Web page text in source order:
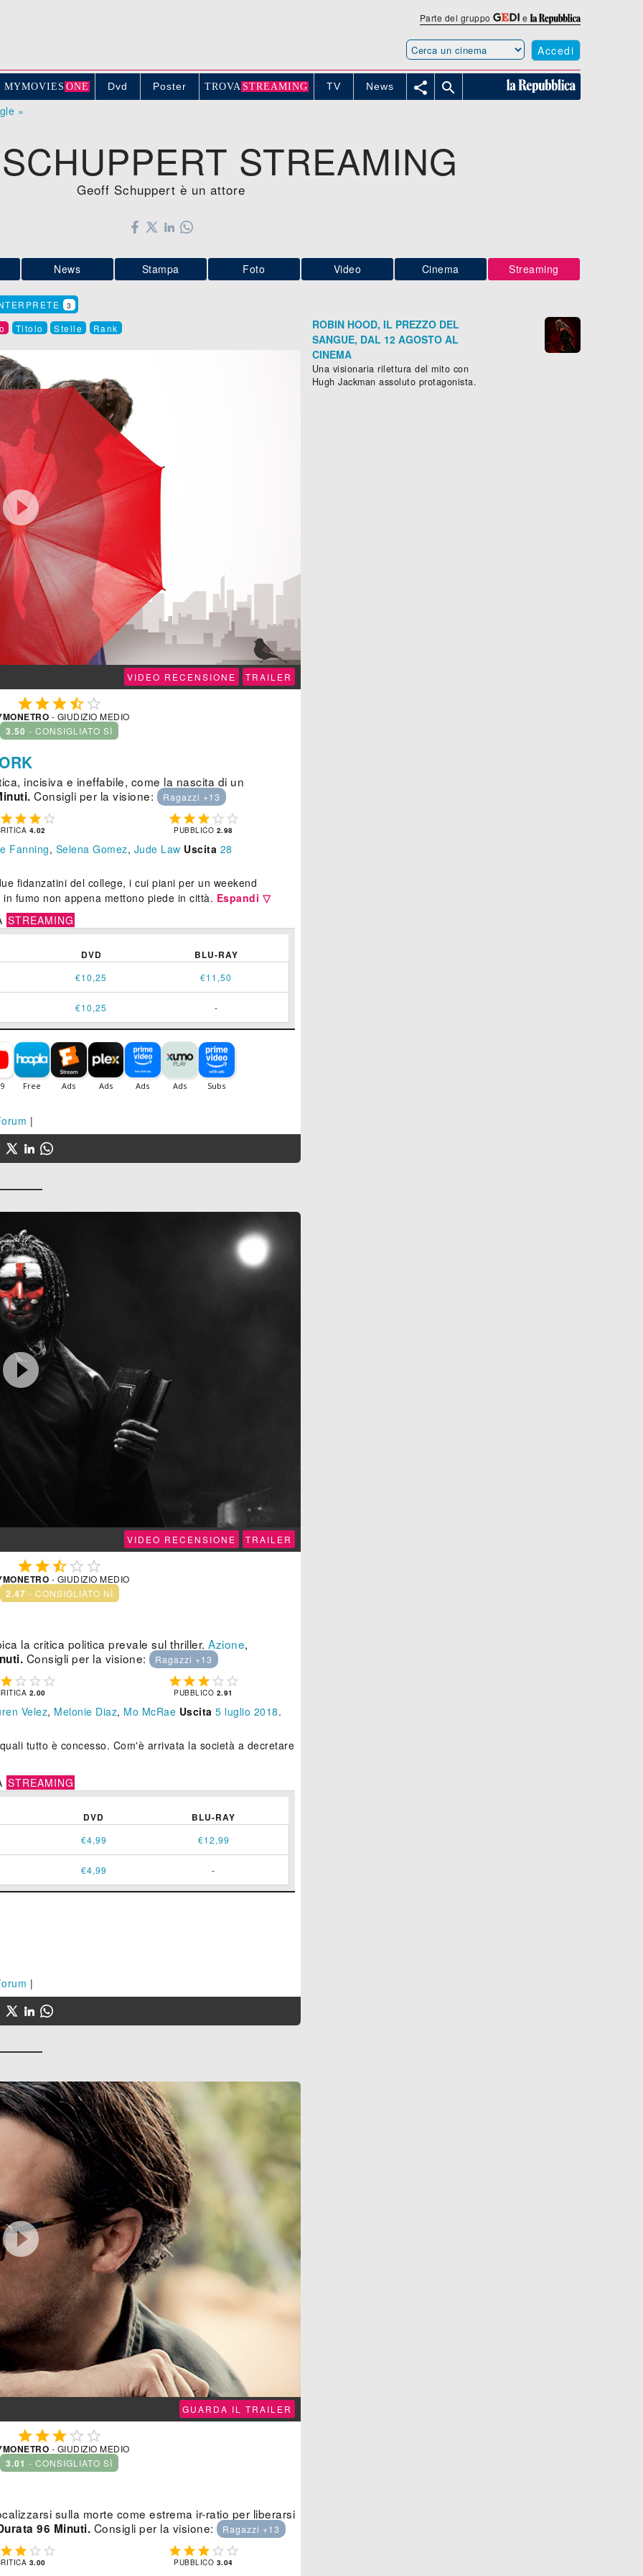
Parte del gruppo e
Accedi
MYMOVIE S ONE Dvd Poster TROVA STREAMING TV News  
»
STREAMING
Geoff Schuppert è un attore
News Stampa Foto Video Cinema Streaming
3
Titolo Stelle Rank
VIDEO RECENSIONE TRAILER
 
- GIUDIZIO MEDIO
3.50 - CONSIGLIATO SÌ
incisiva e ineffabile, come la nascita di un
Consigli per la visione: Ragazzi +13
  
4.02
    
PUBBLICO 2.98
Fanning, Selena Gomez, Jude Law Uscita 28
fidanzatini del college, i cui piani per un weekend
fumo non appena mettono piede in città. Espandi ▽
STREAMING
DVD BLU-RAY
€10,25 €11,50
€10,25 -
|
VIDEO RECENSIONE TRAILER
  
- GIUDIZIO MEDIO
2.47 - CONSIGLIATO NÌ
la critica politica prevale sul thriller. Azione,
Consigli per la visione: Ragazzi +13
  
2.00
    
PUBBLICO 2.91
Velez, Melonie Diaz, Mo McRae Uscita 5 luglio 2018.
tutto è concesso. Com'è arrivata la società a decretare
STREAMING
DVD BLU-RAY
€4,99 €12,99
€4,99 -
|
GUARDA IL TRAILER
  
- GIUDIZIO MEDIO
3.01 - CONSIGLIATO SÌ
sulla morte come estrema ir-ratio per liberarsi
96 Minuti. Consigli per la visione: Ragazzi +13
  
3.00
    
PUBBLICO 3.04
ROBIN HOOD, IL PREZZO DEL
SANGUE, DAL 12 AGOSTO AL
CINEMA
Una visionaria rilettura del mito con
Hugh Jackman assoluto protagonista.